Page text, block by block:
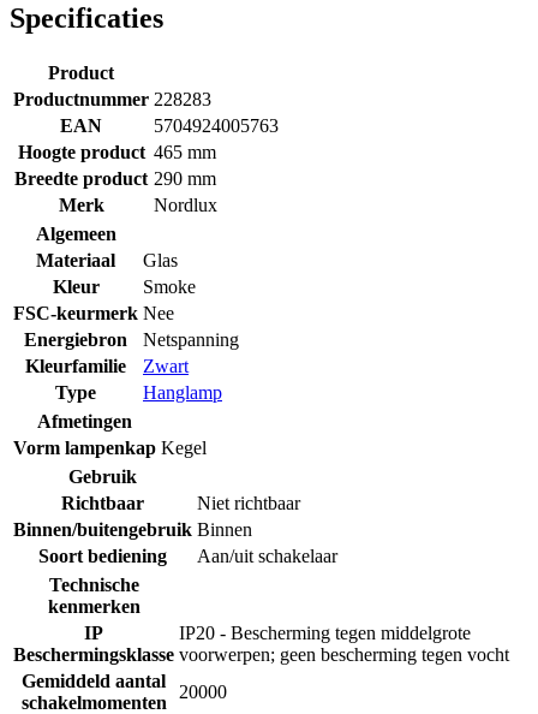
Specificaties
Product
Productnummer 228283
EAN
5704924005763
Hoogte product 465 mm
Breedte product 290 mm
Merk
Nordlux
Algemeen
Materiaal
Glas
Kleur
Smoke
FSC-keurmerk Nee
Energiebron
Netspanning
Kleurfamilie
Zwart
Type
Hanglamp
Afmetingen
Vorm lampenkap Kegel
Gebruik
Richtbaar
Niet richtbaar
Binnen/buitengebruik Binnen
Soort bediening
Aan/uit schakelaar
Technische
kenmerken
IP
Beschermingsklasse
IP20 - Bescherming tegen middelgrote
voorwerpen; geen bescherming tegen vocht
Gemiddeld aantal
schakelmomenten
20000